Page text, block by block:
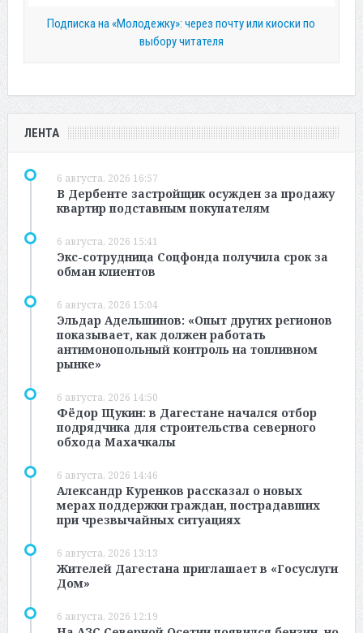
Подписка на «Молодежку»: через почту или киоски по
выбору читателя
ЛЕНТА
6 августа, 2026 16:57
В Дербенте застройщик осужден за продажу
квартир подставным покупателям
6 августа, 2026 15:41
Экс-сотрудница Соцфонда получила срок за
обман клиентов
6 августа, 2026 15:04
Эльдар Адельшинов: «Опыт других регионов
показывает, как должен работать
антимонопольный контроль на топливном
рынке»
6 августа, 2026 14:50
Фёдор Щукин: в Дагестане начался отбор
подрядчика для строительства северного
обхода Махачкалы
6 августа, 2026 14:46
Александр Куренков рассказал о новых
мерах поддержки граждан, пострадавших
при чрезвычайных ситуациях
6 августа, 2026 13:13
Жителей Дагестана приглашает в «Госуслуги
Дом»
6 августа, 2026 12:19